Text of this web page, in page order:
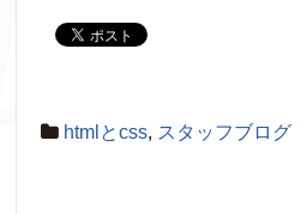
htmlとcss, スタッフブログ